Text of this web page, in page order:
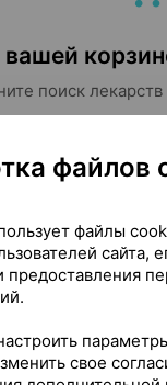
вашей
поиск лекарств
Начать
файлов
файлы
сайта,
предоставления
свое